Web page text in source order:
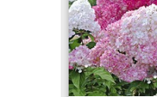
Ich möchte die
einpflanzen?
Antwort von
Wir empfehlen
zum Gehweg